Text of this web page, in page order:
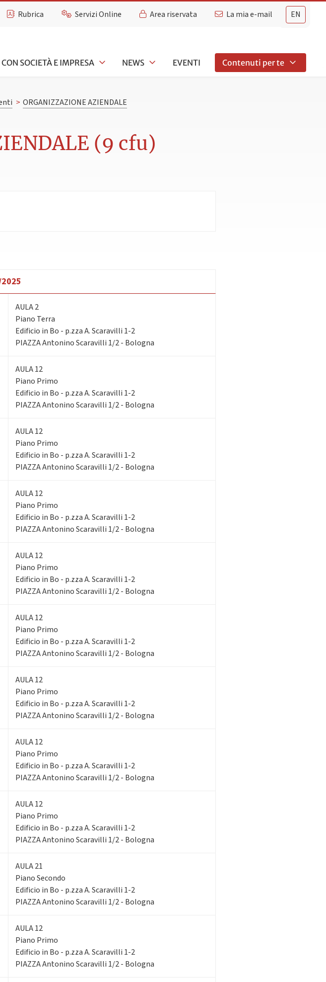
EN
Rubrica Servizi Online Area riservata La mia e-mail
CON SOCIETÀ E IMPRESA NEWS EVENTI Contenuti per te
> ORGANIZZAZIONE AZIENDALE
(9 cfu)
AULA 2
Piano Terra
Edificio in Bo - p.zza A. Scaravilli 1-2
PIAZZA Antonino Scaravilli 1/2 - Bologna
AULA 12
Piano Primo
Edificio in Bo - p.zza A. Scaravilli 1-2
PIAZZA Antonino Scaravilli 1/2 - Bologna
AULA 12
Piano Primo
Edificio in Bo - p.zza A. Scaravilli 1-2
PIAZZA Antonino Scaravilli 1/2 - Bologna
AULA 12
Piano Primo
Edificio in Bo - p.zza A. Scaravilli 1-2
PIAZZA Antonino Scaravilli 1/2 - Bologna
AULA 12
Piano Primo
Edificio in Bo - p.zza A. Scaravilli 1-2
PIAZZA Antonino Scaravilli 1/2 - Bologna
AULA 12
Piano Primo
Edificio in Bo - p.zza A. Scaravilli 1-2
PIAZZA Antonino Scaravilli 1/2 - Bologna
AULA 12
Piano Primo
Edificio in Bo - p.zza A. Scaravilli 1-2
PIAZZA Antonino Scaravilli 1/2 - Bologna
AULA 12
Piano Primo
Edificio in Bo - p.zza A. Scaravilli 1-2
PIAZZA Antonino Scaravilli 1/2 - Bologna
AULA 12
Piano Primo
Edificio in Bo - p.zza A. Scaravilli 1-2
PIAZZA Antonino Scaravilli 1/2 - Bologna
AULA 21
Piano Secondo
Edificio in Bo - p.zza A. Scaravilli 1-2
PIAZZA Antonino Scaravilli 1/2 - Bologna
AULA 12
Piano Primo
Edificio in Bo - p.zza A. Scaravilli 1-2
PIAZZA Antonino Scaravilli 1/2 - Bologna